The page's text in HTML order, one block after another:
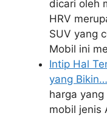
dicari oleh
HRV
SUV yang
Mobil ini
Intip Hal
yang Bikin…
harga
mobil jenis